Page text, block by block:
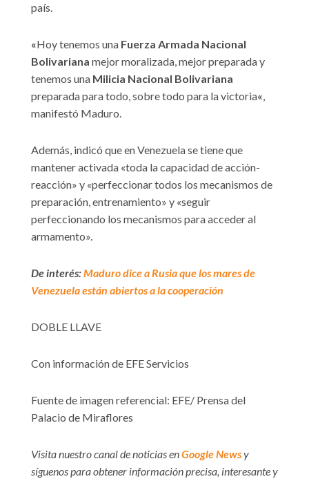
país.
«Hoy tenemos una Fuerza Armada Nacional
Bolivariana mejor moralizada, mejor preparada y
tenemos una Milicia Nacional Bolivariana
preparada para todo, sobre todo para la victoria«,
manifestó Maduro.
Además, indicó que en Venezuela se tiene que
mantener activada «toda la capacidad de acción-
reacción» y «perfeccionar todos los mecanismos de
preparación, entrenamiento» y «seguir
perfeccionando los mecanismos para acceder al
armamento».
De interés:Maduro dice a Rusia que los mares de
Venezuela están abiertos a la cooperación
DOBLE LLAVE
Con información de EFE Servicios
Fuente de imagen referencial: EFE/ Prensa del
Palacio de Miraflores
Visita nuestro canal de noticias enGoogle Newsy
síguenos para obtener información precisa, interesante y